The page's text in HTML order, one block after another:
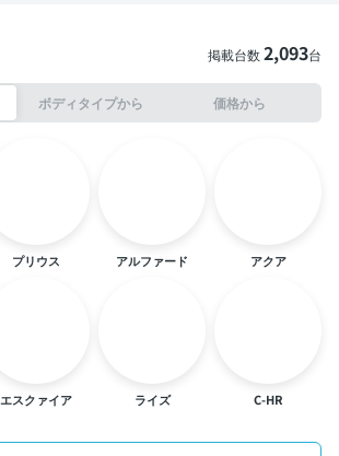
掲載台数2,093台
ボディタイプから 価格から
プリウス アルファード アクア
エスクァイア ライズ C-HR